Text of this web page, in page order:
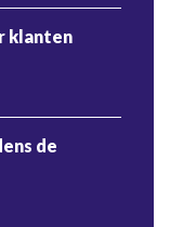
klanten
de